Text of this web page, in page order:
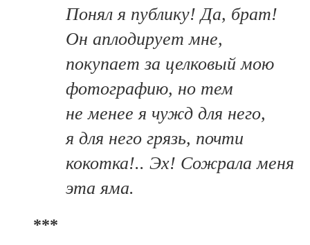
Понял я публику! Да, брат!
Он аплодирует мне,
покупает за целковый мою
фотографию, но тем
не менее я чужд для него,
я для него грязь, почти
кокотка!.. Эх! Сожрала меня
эта яма.
***